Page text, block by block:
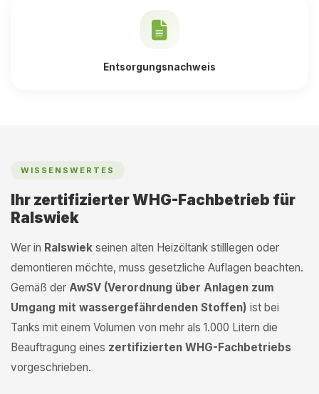
Entsorgungsnachweis
WISSENSWERTES
Ihr zertifizierter WHG-Fachbetrieb für
Ralswiek
Wer in Ralswiek seinen alten Heizöltank stilllegen oder
demontieren möchte, muss gesetzliche Auflagen beachten.
Gemäß der AwSV (Verordnung über Anlagen zum
Umgang mit wassergefährdenden Stoffen) ist bei
Tanks mit einem Volumen von mehr als 1.000 Litern die
Beauftragung eines zertifizierten WHG-Fachbetriebs
vorgeschrieben.